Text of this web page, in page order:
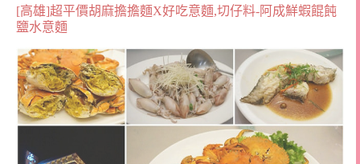
[高雄]超平價胡麻擔擔麵X好吃意麵,切仔料-阿成鮮蝦餛飩
鹽水意麵